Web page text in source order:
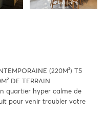
(220M²) T5
DE TERRAIN
quartier hyper calme de
pour venir troubler votre